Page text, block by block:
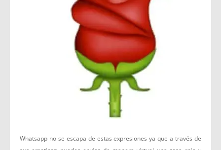
Whatsapp no se escapa de estas expresiones ya que a través de